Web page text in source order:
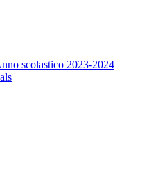
scolastico 2023-2024